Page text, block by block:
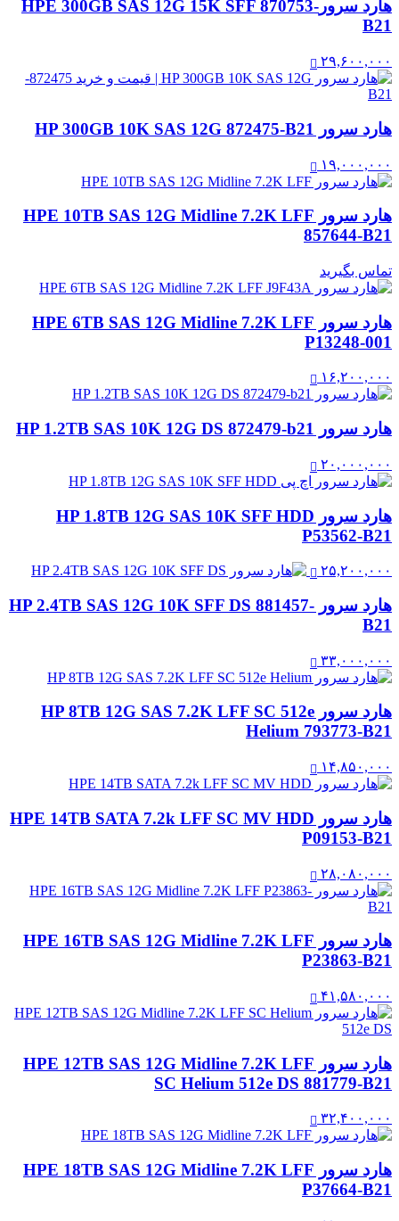
هارد سرورHPE 300GB SAS 12G 15K SFF 870753-
B21
۲۹,۶۰۰,۰۰۰
هارد سرور HP 300GB 10K SAS 12G 872475-B21
۱۹,۰۰۰,۰۰۰
هارد سرور HPE 10TB SAS 12G Midline 7.2K LFF
857644-B21
تماس بگیرید
هارد سرور HPE 6TB SAS 12G Midline 7.2K LFF
P13248-001
۱۶,۲۰۰,۰۰۰
هارد سرور HP 1.2TB SAS 10K 12G DS 872479-b21
۲۰,۰۰۰,۰۰۰
هارد سرور HP 1.8TB 12G SAS 10K SFF HDD
P53562-B21
۲۵,۲۰۰,۰۰۰
هارد سرور HP 2.4TB SAS 12G 10K SFF DS 881457-
B21
۳۳,۰۰۰,۰۰۰
هارد سرور HP 8TB 12G SAS 7.2K LFF SC 512e
Helium 793773-B21
۱۴,۸۵۰,۰۰۰
هارد سرور HPE 14TB SATA 7.2k LFF SC MV HDD
P09153-B21
۲۸,۰۸۰,۰۰۰
هارد سرور HPE 16TB SAS 12G Midline 7.2K LFF
P23863-B21
۴۱,۵۸۰,۰۰۰
هارد سرور HPE 12TB SAS 12G Midline 7.2K LFF
SC Helium 512e DS 881779-B21
۳۲,۴۰۰,۰۰۰
هارد سرور HPE 18TB SAS 12G Midline 7.2K LFF
P37664-B21